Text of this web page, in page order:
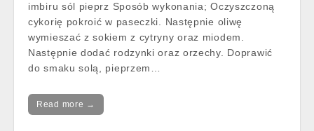
imbiru sól pieprz Sposób wykonania; Oczyszczoną
cykorię pokroić w paseczki. Następnie oliwę
wymieszać z sokiem z cytryny oraz miodem.
Następnie dodać rodzynki oraz orzechy. Doprawić
do smaku solą, pieprzem…
Read more →